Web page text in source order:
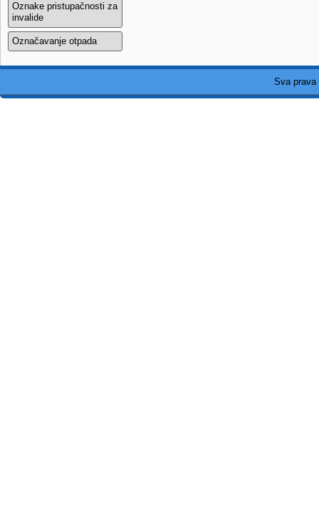
Oznake pristupačnosti za
invalide
Označavanje otpada
Sva prava